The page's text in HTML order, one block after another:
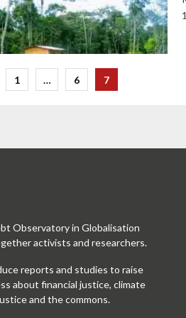
1 … 6 7
Observatory in Globalisation
activists and researchers.
reports and studies to raise
about financial justice, climate
and the commons.